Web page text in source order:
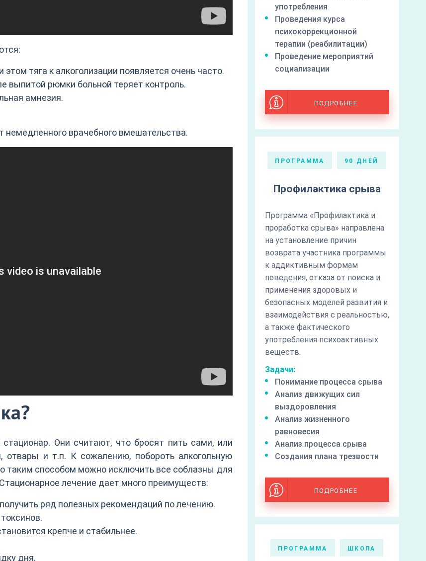
тяга к алкоголизации появляется очень часто.
рюмки больной теряет контроль.
амнезия.
немедленного врачебного вмешательства.
Они считают, что бросят пить сами, или
и т.п. К сожалению, побороть алкогольную
таким способом можно исключить все соблазны для
лечение дает много преимуществ:
ряд полезных рекомендаций по лечению.
крепче и стабильнее.
дня.
употребления
Проведения курса
психокоррекционной
терапии (реабилитации)
Проведение мероприятий
социализации
ПОДРОБНЕЕ
ПРОГРАММА 90 ДНЕЙ
Профилактика срыва
Программа «Профилактика и
проработка срыва» направлена
на установление причин
возврата участника программы
к аддиктивным формам
поведения, отказа от поиска и
применения здоровых и
безопасных моделей развития и
взаимодействия с реальностью,
а также фактического
употребления психоактивных
веществ.
Задачи:
Понимание процесса срыва
Анализ движущих сил
выздоровления
Анализ жизненного
равновесия
Анализ процесса срыва
Создания плана трезвости
ПОДРОБНЕЕ
ПРОГРАММА ШКОЛА